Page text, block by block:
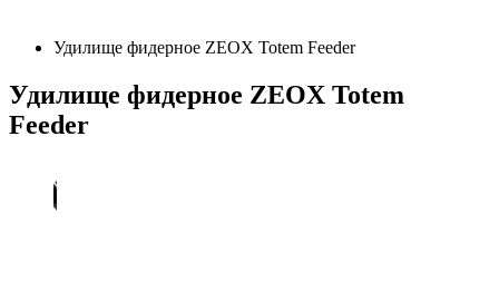
Удилище фидерное ZEOX Totem Feeder
Удилище фидерное ZEOX Totem
Feeder